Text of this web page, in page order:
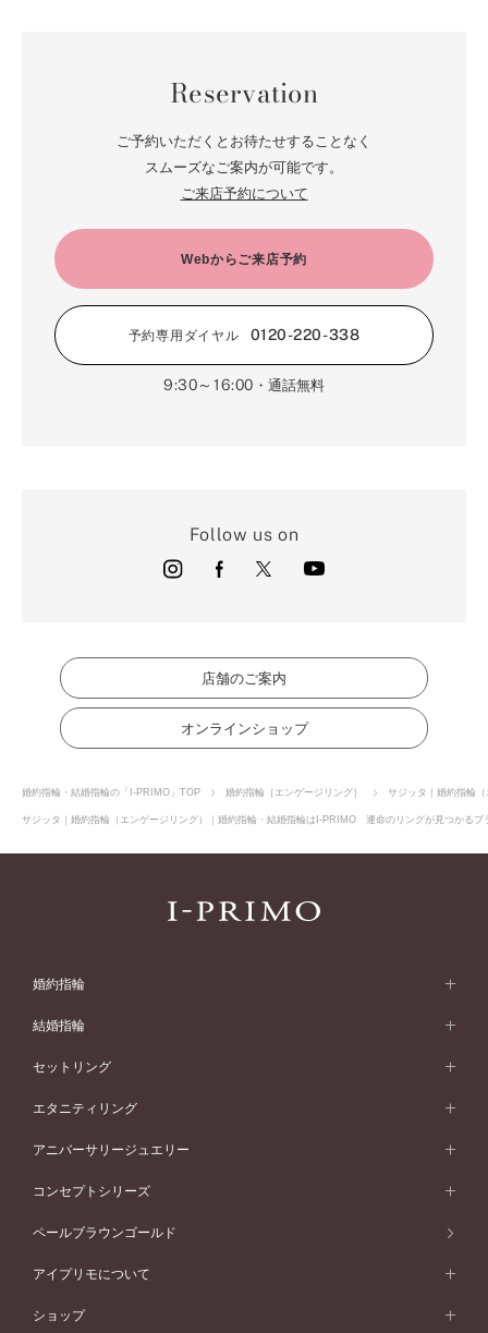
Reservation
ご予約いただくとお待たせすることなく
スムーズなご案内が可能です。
ご来店予約について
Webからご来店予約
予約専用ダイヤル 0120-220-338
9:30～16:00 ・通話無料
Follow us on
店舗のご案内
オンラインショップ
婚約指輪・結婚指輪の「I-PRIMO」TOP 婚約指輪［エンゲージリング］ サジッタ｜婚約指輪
サジッタ｜婚約指輪（エンゲージリング）｜婚約指輪・結婚指輪はI-PRIMO 運命のリングが見つかる
婚約指輪
婚約指輪 (エンゲージリング)
婚約指輪一覧
ピンクゴールド
ペールブラウンゴールド
ウェーブライン
V字ライン
ワンサイドメレ
ダブルサイドメレ
フェミニン
モード
50万円台～
40万円台～
婚約指輪 人気ランキング
結婚指輪
結婚指輪 (マリッジリング)
結婚指輪一覧
ピンクゴールド
ペールブラウンゴールド
ウェーブライン
V字ライン
ワンメレ
セベラルメレ
フェミニン
50万円～
セットリング
セットリング
セットリング一覧
ピンクゴールド
ペールブラウンゴールド
エタニティリング
エタニティリング
エタニティリング一覧
ピンクゴールド
アニバーサリージュエリー
アニバーサリージュエリー
アニバーサリージュエリー一覧
ファッションリング
コンセプトシリーズ
コンセプトシリーズ
オリジンビリーフ
ペールブラウンゴールド
アイプリモについて
アイプリモについて
ショップ